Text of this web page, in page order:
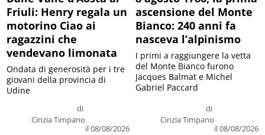
Friuli: Henry regala un
motorino Ciao ai
ragazzini che
vendevano limonata
di
Cinzia Timpano
il 08/08/2026
Ondata di generosità per i tre
giovani della provincia di
Udine
ascensione del Monte
Bianco: 240 anni fa
nasceva l’alpinismo
di
Cinzia Timpano
il 08/08/2026
I primi a raggiungere la vetta
del Monte Bianco furono
Jacques Balmat e Michel
Gabriel Paccard